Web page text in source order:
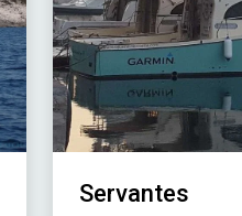
Servantes